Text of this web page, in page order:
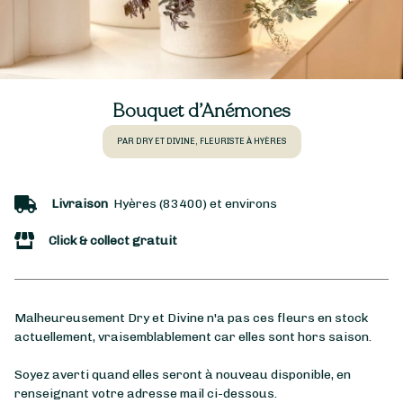
Bouquet d’Anémones
PAR DRY ET DIVINE, FLEURISTE À HYÈRES
Livraison Hyères (83400) et environs
Click & collect gratuit
Malheureusement Dry et Divine n'a pas ces fleurs en stock
actuellement, vraisemblablement car elles sont hors saison.
Soyez averti quand elles seront à nouveau disponible, en
renseignant votre adresse mail ci-dessous.